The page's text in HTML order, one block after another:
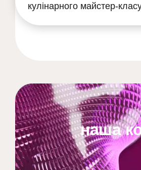
кулінарного майстер-
наша